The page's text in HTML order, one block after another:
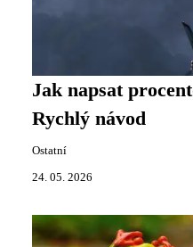
Jak napsat
Rychlý návod
Ostatní
24. 05. 2026